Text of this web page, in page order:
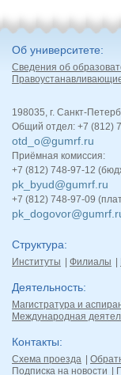
Об университете
Сведения об
198035, г. Санкт-
Общий отдел: +7 (812)
otd_o@gumrf.ru
Приёмная комиссия:
+7 (812) 748-97-12
pk_byud@gumrf.ru
+7 (812) 748-97-09
Структура
Институты Филиалы
Деятельность
Магистратура и
Международная
Контакты
Схема проезда
Подписка на новости